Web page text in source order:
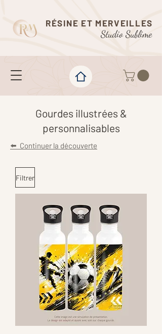
RÉSINE ET MERVEILLES
Studio Sublime
Gourdes illustrées &
personnalisables
⬅️ Continuer la découverte
Filtrer